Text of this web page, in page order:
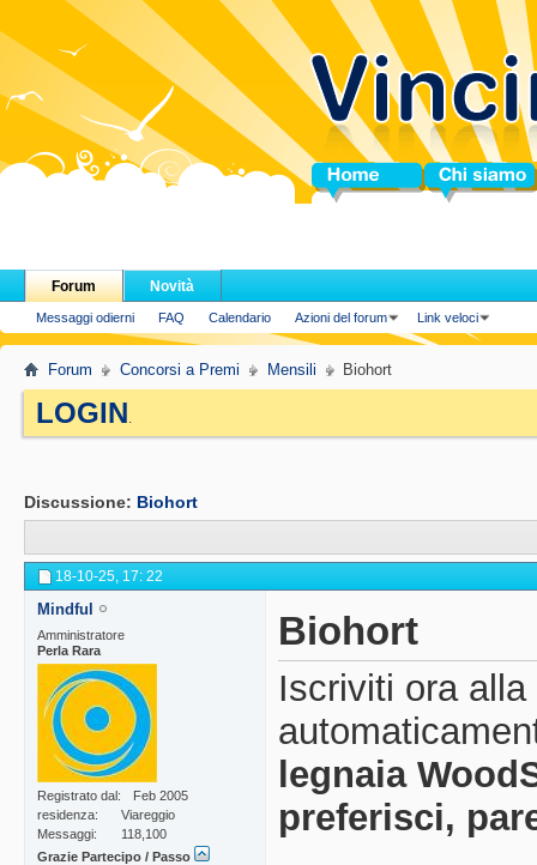
Home Chi siamo
Forum
Messaggi odierni FAQ Calendario Azioni del forum Link veloci
Novità
Forum Concorsi a Premi Mensili Biohort
LOGIN.
Discussione: Biohort
18-10-25, 17: 22
Mindful
Amministratore
Perla Rara
Registrato dal
Feb 2005
residenza
Viareggio
Messaggi
118,100
Grazie Partecipo / Passo
Biohort
Iscriviti ora
legnaia
preferisci,